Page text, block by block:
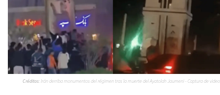
Créditos:Irán derriba monumentos del régimen tras la muerte del Ayatolah Jaumeni - Captura de video